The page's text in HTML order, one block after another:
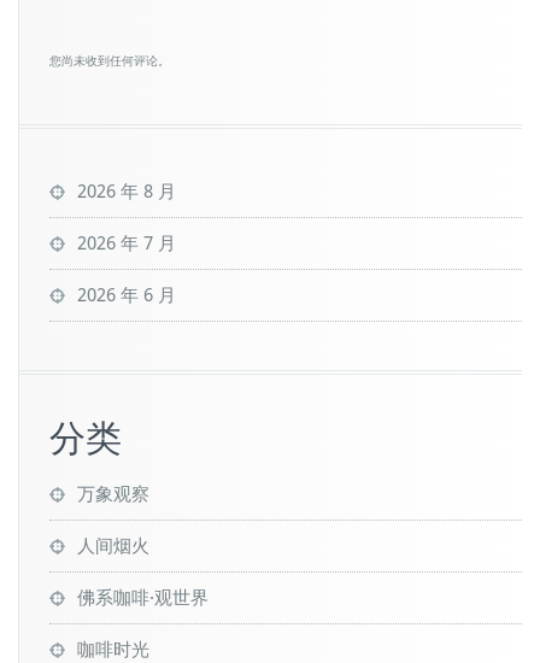
您尚未收到任何评论。
2026 年 8 月
2026 年 7 月
2026 年 6 月
分类
万象观察
人间烟火
佛系咖啡·观世界
咖啡时光